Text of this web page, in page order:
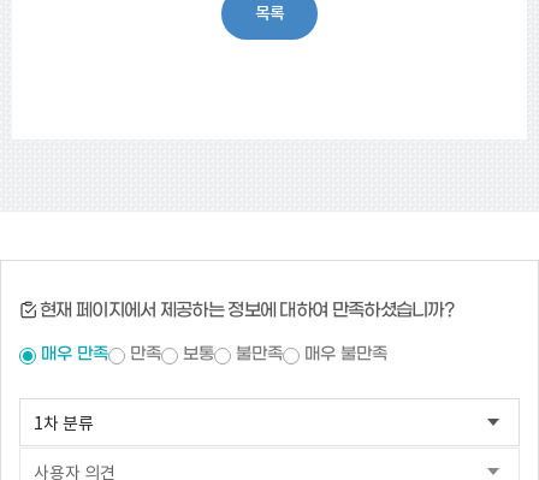
목록
현재 페이지에서 제공하는 정보에 대하여 만족하셨습니까?
매우 만족 만족 보통 불만족 매우 불만족